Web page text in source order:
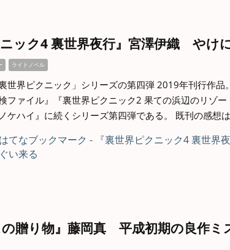
ニック4 裏世界夜行』宮澤伊織 やけ
ライトノベル
裏世界ピクニック」シリーズの第四弾 2019年刊行作
ファイル』『裏世界ピクニック2 果ての浜辺のリゾ
ケハイ』に続くシリーズ第四弾である。 既刊の感想
の贈り物』藤岡真 平成初期の良作ミ